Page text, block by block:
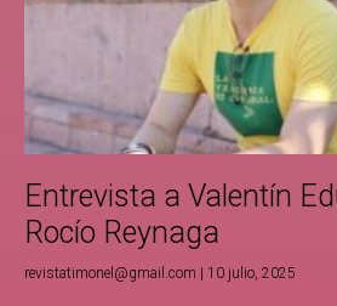
Entrevista a Valentín
Rocío Reynaga
revistatimonel@gmail.com 10 julio, 2025